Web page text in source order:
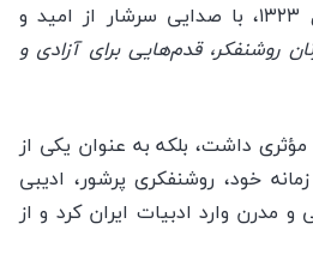
در سال ۱۳۲۳، با صدایی سرشار از امید و
روشنفکر، قدم‌هایی برای آزادی و
داشت، بلکه به عنوان یکی از
خود، روشنفکری پرشور، ادیبی
مدرن وارد ادبیات ایران کرد و از